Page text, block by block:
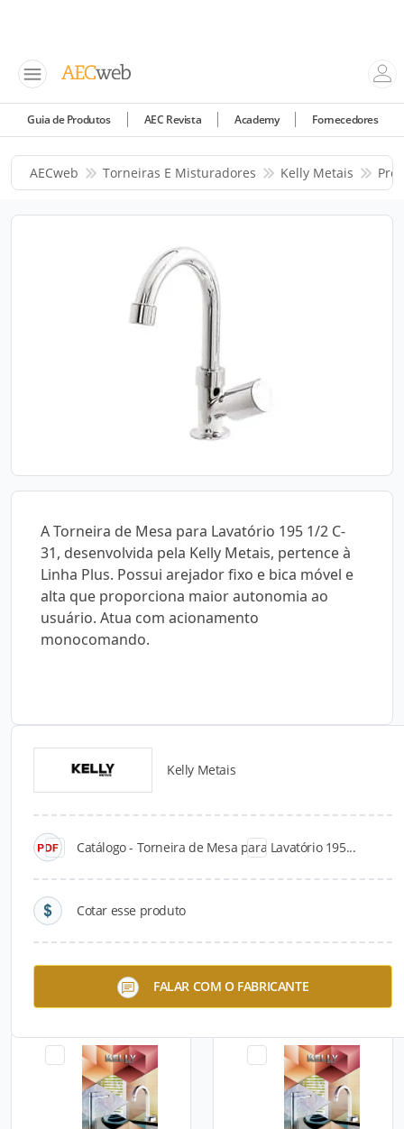
Guia de Produtos AEC Revista Academy Fornecedores
AECweb Torneiras E Misturadores Kelly Metais
A Torneira de Mesa para Lavatório 195 1/2 C-
31, desenvolvida pela Kelly Metais, pertence à
Linha Plus. Possui arejador fixo e bica móvel e
alta que proporciona maior autonomia ao
usuário. Atua com acionamento
monocomando.
Kelly Metais
Catálogo - Torneira de Mesa para Lavatório 195...
Cotar esse produto
FALAR COM O FABRICANTE
Catálogos para Download
Misturador de Mesa para
Lavatório 3004 1/2 C-43
Clínicas 2156 1/2 C-61